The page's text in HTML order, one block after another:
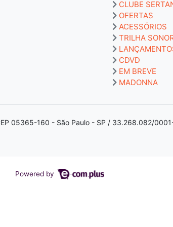
CLUBE
OFERTAS
ACESSÓRIOS
TRILHA
CDVD
EM BREVE
MADONNA
05365-160 - São Paulo - SP / 33.268.082/
Powered by